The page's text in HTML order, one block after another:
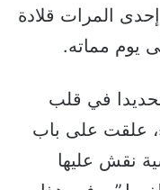
إحدى المرات قلادة
يوم مماته.
في قلب
علقت على باب
نقش عليها